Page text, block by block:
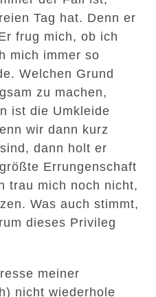
Tag hat. Denn er
frug mich, ob ich
mich immer so
Welchen Grund
zu machen,
ist die Umkleide
wir dann kurz
dann holt er
Errungenschaft
trau mich noch nicht,
Was auch stimmt,
dieses Privileg
meiner
nicht wiederhole